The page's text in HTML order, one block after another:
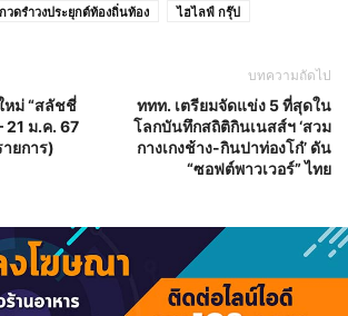
วดรำวงประยุกต์ท้องถิ่นท้อง
ไฮไลฟ์ กรุ๊ป
หม่ “สลัชชี่
21 ม.ค. 67
ยการ)
บทความถัดไป
ททท. เตรียมจัดแข่ง 5 ที่สุดใน
โลกบันทึกสถิติกินเนสส์ฯ ‘สวม
กางเกงช้าง-กินปาท่องโก๋’ ดัน
“ซอฟต์พาวเวอร์” ไทย